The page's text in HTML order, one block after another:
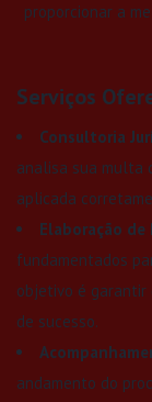
proporcionar a
Serviços
Consultoria
analisa sua multa
aplicada
Elaboração de
fundamentados
objetivo é garantir
de sucesso.
andamento do